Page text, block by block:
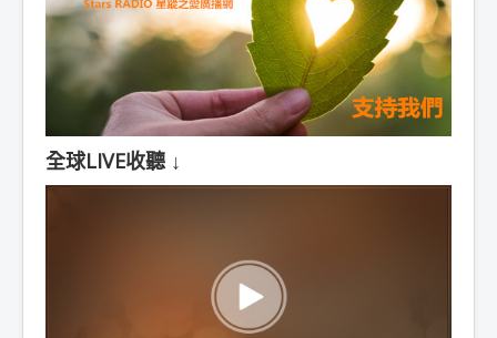
節目簡介
節目預告
全球LIVE收聽 ↓